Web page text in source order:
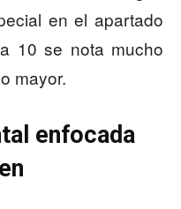
en el apartado
10 se nota mucho
mayor.
enfocada